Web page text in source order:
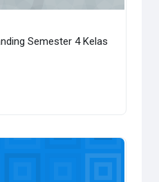
Semester 4 Kelas